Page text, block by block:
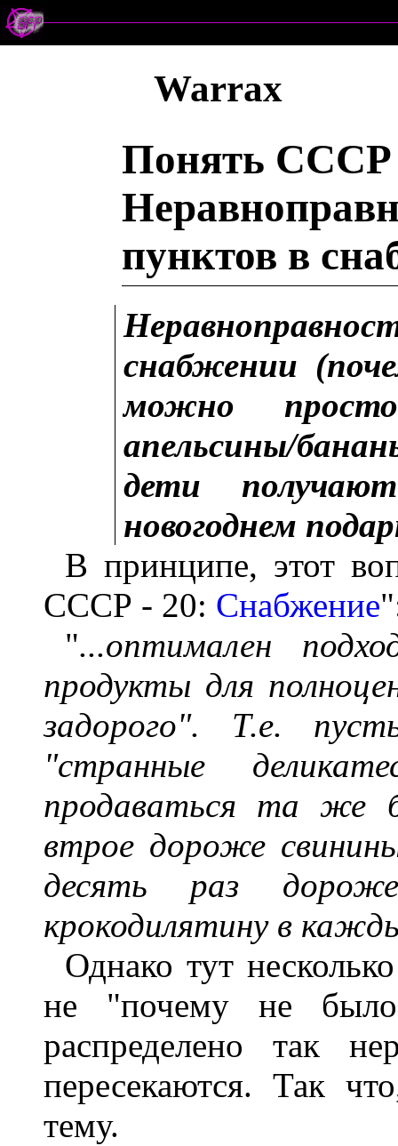
Warrax
Понять СССР
пунктов в
снабжении
можно
апельсины/
дети
новогоднем
В принципе, этот
СССР - 20: Снабжение
"...оптимален
продукты для
задорого". Т.е.
"странные
продаваться та же
втрое дороже
десять раз
крокодилятину в
Однако тут
не "почему не
распределено так
пересекаются. Так
тему.